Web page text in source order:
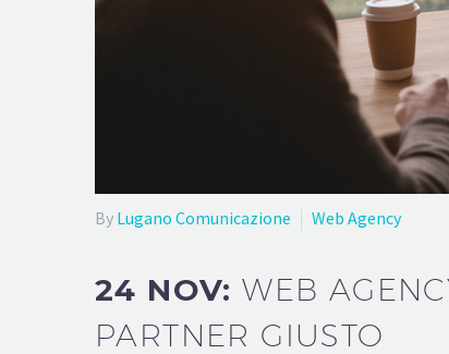
By Lugano Comunicazione Web Agency
24 NOV:WEB
PARTNER GIUSTO